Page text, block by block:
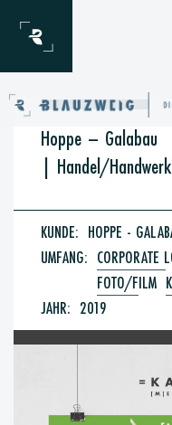
Hoppe – Galabau
Handel/Handwerk
KUNDE: HOPPE -
UMFANG: CORPORATE
FOTO/FILM
JAHR: 2019